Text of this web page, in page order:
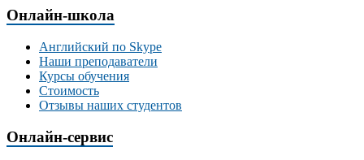
Онлайн-школа
Английский по Skype
Наши преподаватели
Курсы обучения
Стоимость
Отзывы наших студентов
Онлайн-сервис